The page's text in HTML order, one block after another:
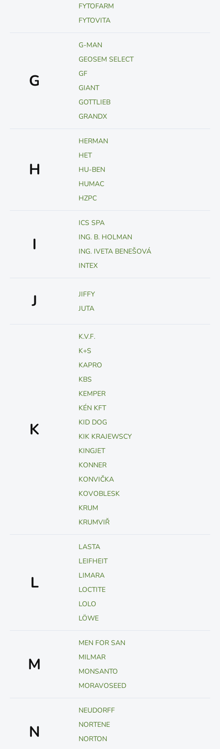
FYTOFARM
FYTOVITA
G
G-MAN
GEOSEM SELECT
GF
GIANT
GOTTLIEB
GRANDX
H
HERMAN
HET
HU-BEN
HUMAC
HZPC
I
ICS SPA
ING. B. HOLMAN
ING. IVETA BENEŠOVÁ
INTEX
J
JIFFY
JUTA
K
K.V.F.
K+S
KAPRO
KBS
KEMPER
KÉN KFT
KID DOG
KIK KRAJEWSCY
KINGJET
KONNER
KONVIČKA
KOVOBLESK
KRUM
KRUMVIŘ
L
LASTA
LEIFHEIT
LIMARA
LOCTITE
LOLO
LÖWE
M
MEN FOR SAN
MILMAR
MONSANTO
MORAVOSEED
N
NEUDORFF
NORTENE
NORTON